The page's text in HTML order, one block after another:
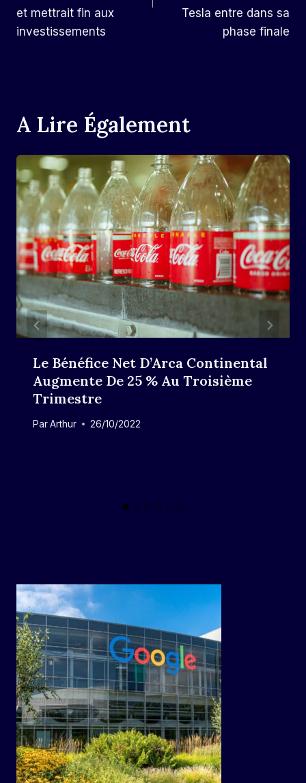
et mettrait fin aux
investissements
Tesla entre dans sa
phase finale
A Lire Également
Le Bénéfice Net D’Arca Continental
Augmente De 25 % Au Troisième
Trimestre
ParArthur 26/10/2022